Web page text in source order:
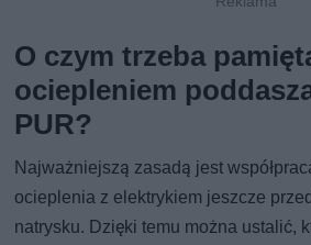
O czym trzeba
ociepleniem
PUR?
Najważniejszą zasadą jest
ocieplenia z elektrykiem jeszcze
natrysku. Dzięki temu można ustalić,